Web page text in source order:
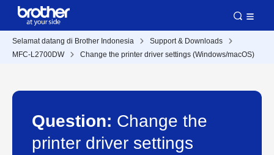
Selamat datang di Brother Indonesia
Support & Downloads
MFC-L2700DW
Change the printer driver settings (Windows/macOS)
Question: Change the
printer driver settings